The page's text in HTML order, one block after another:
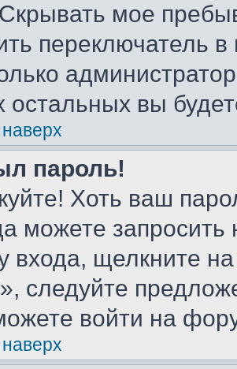
мое
переключатель
остальных вы
пароль!
Хоть ваш
можете
входа, щелкните
следуйте
войти на